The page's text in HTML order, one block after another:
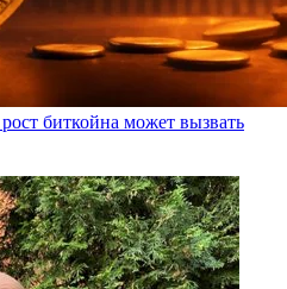
биткойна может вызвать